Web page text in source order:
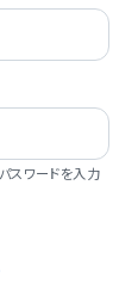
スワードを入力